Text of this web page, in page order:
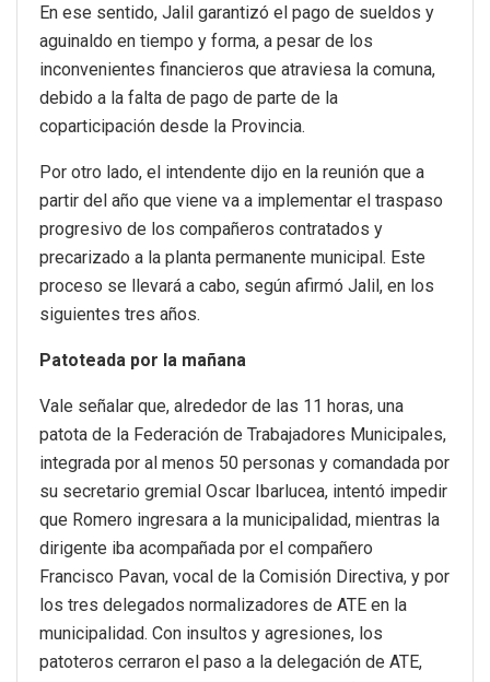
En ese sentido, Jalil garantizó el pago de sueldos y
aguinaldo en tiempo y forma, a pesar de los
inconvenientes financieros que atraviesa la comuna,
debido a la falta de pago de parte de la
coparticipación desde la Provincia.
Por otro lado, el intendente dijo en la reunión que a
partir del año que viene va a implementar el traspaso
progresivo de los compañeros contratados y
precarizado a la planta permanente municipal. Este
proceso se llevará a cabo, según afirmó Jalil, en los
siguientes tres años.
Patoteada por la mañana
Vale señalar que, alrededor de las 11 horas, una
patota de la Federación de Trabajadores Municipales,
integrada por al menos 50 personas y comandada por
su secretario gremial Oscar Ibarlucea, intentó impedir
que Romero ingresara a la municipalidad, mientras la
dirigente iba acompañada por el compañero
Francisco Pavan, vocal de la Comisión Directiva, y por
los tres delegados normalizadores de ATE en la
municipalidad. Con insultos y agresiones, los
patoteros cerraron el paso a la delegación de ATE,